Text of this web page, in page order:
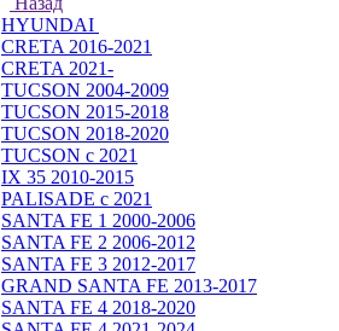
HYUNDAI
CRETA 2016-2021
CRETA 2021-
TUCSON 2004-2009
TUCSON 2015-2018
TUCSON 2018-2020
TUCSON с 2021
IX 35 2010-2015
PALISADE с 2021
SANTA FE 1 2000-2006
SANTA FE 2 2006-2012
SANTA FE 3 2012-2017
GRAND SANTA FE 2013-2017
SANTA FE 4 2018-2020